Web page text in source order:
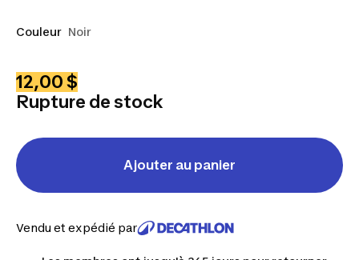
Couleur Noir
12,00 $
Rupture de stock
Ajouter au panier
Vendu et expédié par